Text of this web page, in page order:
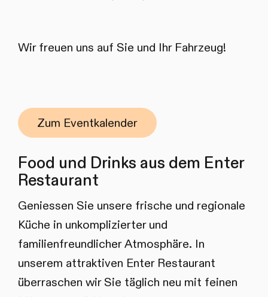
Wir freuen uns auf Sie und Ihr Fahrzeug!
Zum Eventkalender
Food und Drinks aus dem Enter
Restaurant
Geniessen Sie unsere frische und regionale
Küche in unkomplizierter und
familienfreundlicher Atmosphäre. In
unserem attraktiven Enter Restaurant
überraschen wir Sie täglich neu mit feinen